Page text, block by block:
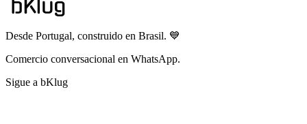
Desde Portugal, construido en Brasil. 💙
Comercio conversacional en WhatsApp.
Sigue a bKlug